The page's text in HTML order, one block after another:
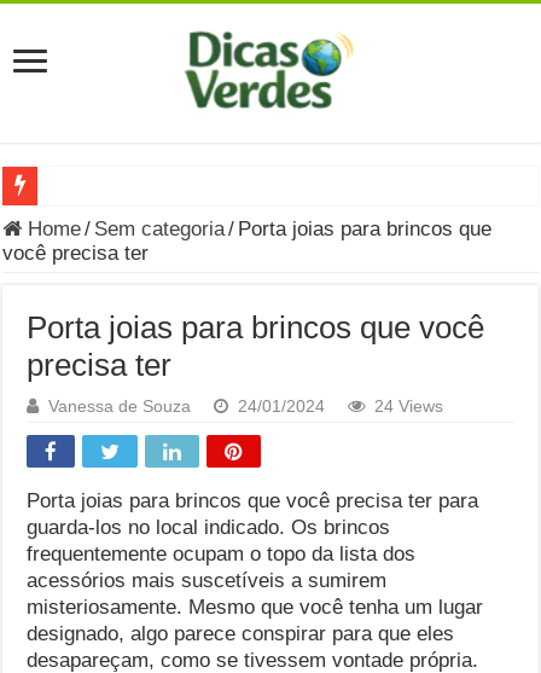
Grávida Pode Comer Pastrami? Saiba Quando o Consumo é
8 Bebidas saudáveis e ricas em eletrólitos: quais são e
Você sabe o que é uma Economia Circular?
Carta Psicografada de Isabella Nardoni : O que Diz a
Grávida pode comer picles e alimentos em conserva durante
Grávida pode comer Ceviche? Entenda os riscos na gravidez
Carta Psicografada João Hélio: Revelação, Paz e a Lei do
Carta Psicografada de Eduardo Campos
Home/ Sem categoria/ Porta joias para brincos que
você precisa ter
Porta joias para brincos que você
precisa ter
Vanessa de Souza 24/01/2024 24 Views
Porta joias para brincos que você precisa ter para
guarda-los no local indicado. Os brincos
frequentemente ocupam o topo da lista dos
acessórios mais suscetíveis a sumirem
misteriosamente. Mesmo que você tenha um lugar
designado, algo parece conspirar para que eles
desapareçam, como se tivessem vontade própria.